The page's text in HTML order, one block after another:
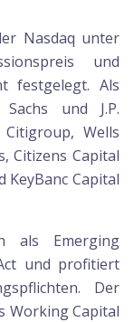
Nasdaq unter
und
festgelegt. Als
und J.P.
Wells
Citizens Capital
KeyBanc Capital
als Emerging
und profitiert
Der
Working Capital